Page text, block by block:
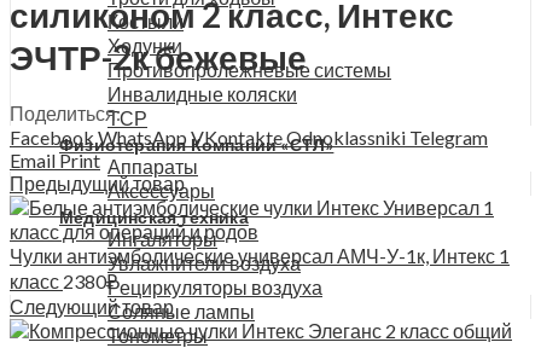
Костыли
Ходунки
Противопролежневые системы
Инвалидные коляски
ТСР
Физиотерапия Компании «СТЛ»
Аппараты
Аксессуары
Медицинская техника
Ингаляторы
Увлажнители воздуха
Рециркуляторы воздуха
Соляные лампы
Тонометры
силиконом 2 класс, Интекс
ЭЧТР-2к бежевые
Поделиться:
Facebook WhatsApp VKontakteOdnoklassniki Telegram
EmailPrint
Предыдущий товар
Чулки антиэмболические универсал АМЧ-У-1к, Интекс 1
класс 2380₽
Следующий товар